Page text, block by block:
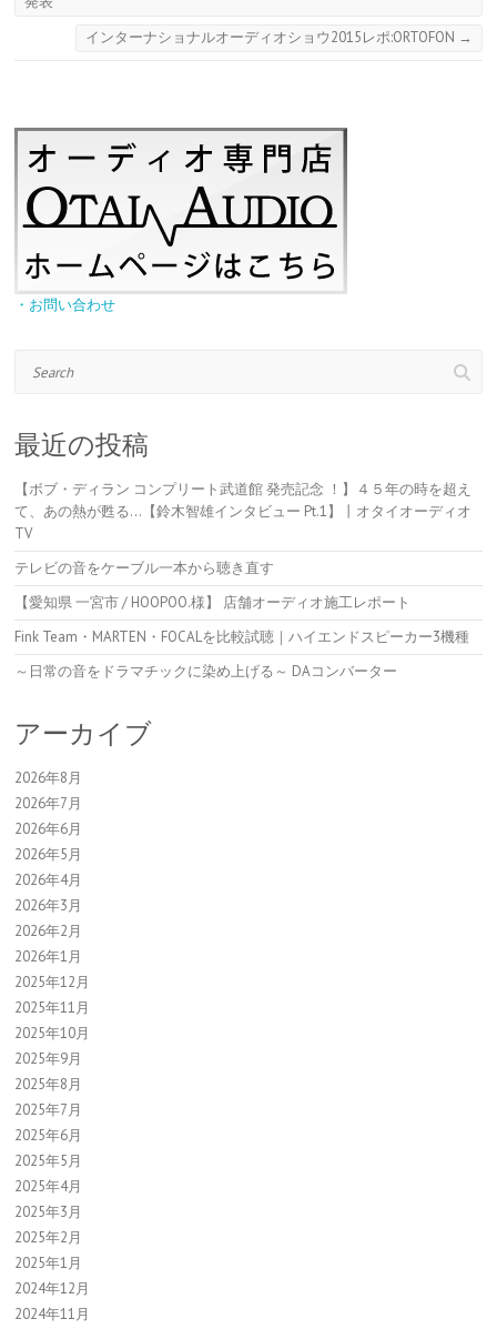
インターナショナルオーディオショウ2015レポ:ORTOFON →
・お問い合わせ
最近の投稿
【ボブ・ディラン コンプリート武道館 発売記念 ！】４５年の時を超え
て、あの熱が甦る…【鈴木智雄インタビュー Pt.1】丨オタイオーディオ
TV
テレビの音をケーブル一本から聴き直す
【愛知県 一宮市 / HOOPOO.様】 店舗オーディオ施工レポート
Fink Team・MARTEN・FOCALを比較試聴｜ハイエンドスピーカー3機種
～日常の音をドラマチックに染め上げる～ DAコンバーター
アーカイブ
2026年8月
2026年7月
2026年6月
2026年5月
2026年4月
2026年3月
2026年2月
2026年1月
2025年12月
2025年11月
2025年10月
2025年9月
2025年8月
2025年7月
2025年6月
2025年5月
2025年4月
2025年3月
2025年2月
2025年1月
2024年12月
2024年11月